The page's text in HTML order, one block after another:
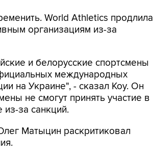
World Athletics продлила
организациям из-за
и белорусские спортсмены
международных
на Украине", - сказал Коу. Он
не смогут принять участие в
за санкций.
Матыцин раскритиковал